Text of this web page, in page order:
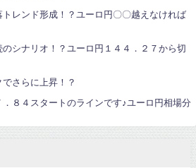
レンド形成！？ユーロ円〇〇越えなければ
シナリオ！？ユーロ円１４４．２７から切
さらに上昇！？
８４スタートのラインです♪ユーロ円相場分